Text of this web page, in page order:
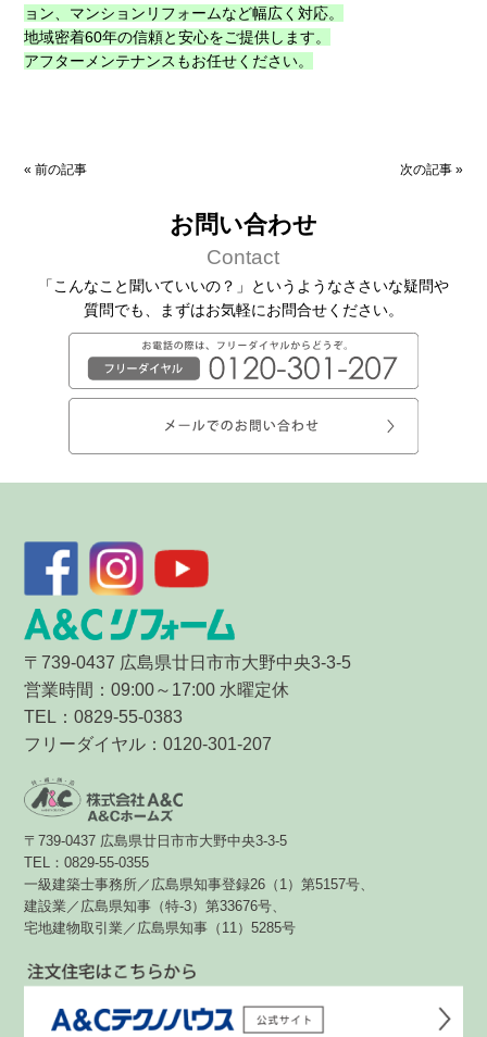
ョン、マンションリフォームなど幅広く対応。
地域密着60年の信頼と安心をご提供します。
アフターメンテナンスもお任せください。
«前の記事 次の記事»
お問い合わせ
Contact
「こんなこと聞いていいの？」というようなささいな疑問や
質問でも、
まずはお気軽にお問合せください。
〒739-0437 広島県廿日市市大野中央3-3-5
営業時間：09:00～17:00 水曜定休
TEL：0829-55-0383
フリーダイヤル：0120-301-207
〒739-0437 広島県廿日市市大野中央3-3-5
TEL：0829-55-0355
一級建築士事務所／広島県知事登録26（1）第5157号、
建設業／広島県知事（特-3）第33676号、
宅地建物取引業／広島県知事（11）5285号